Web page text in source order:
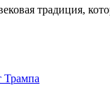
традиция,
Трампа